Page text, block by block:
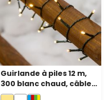
Guirlande à piles 12 m,
300 blanc chaud, câble
vert